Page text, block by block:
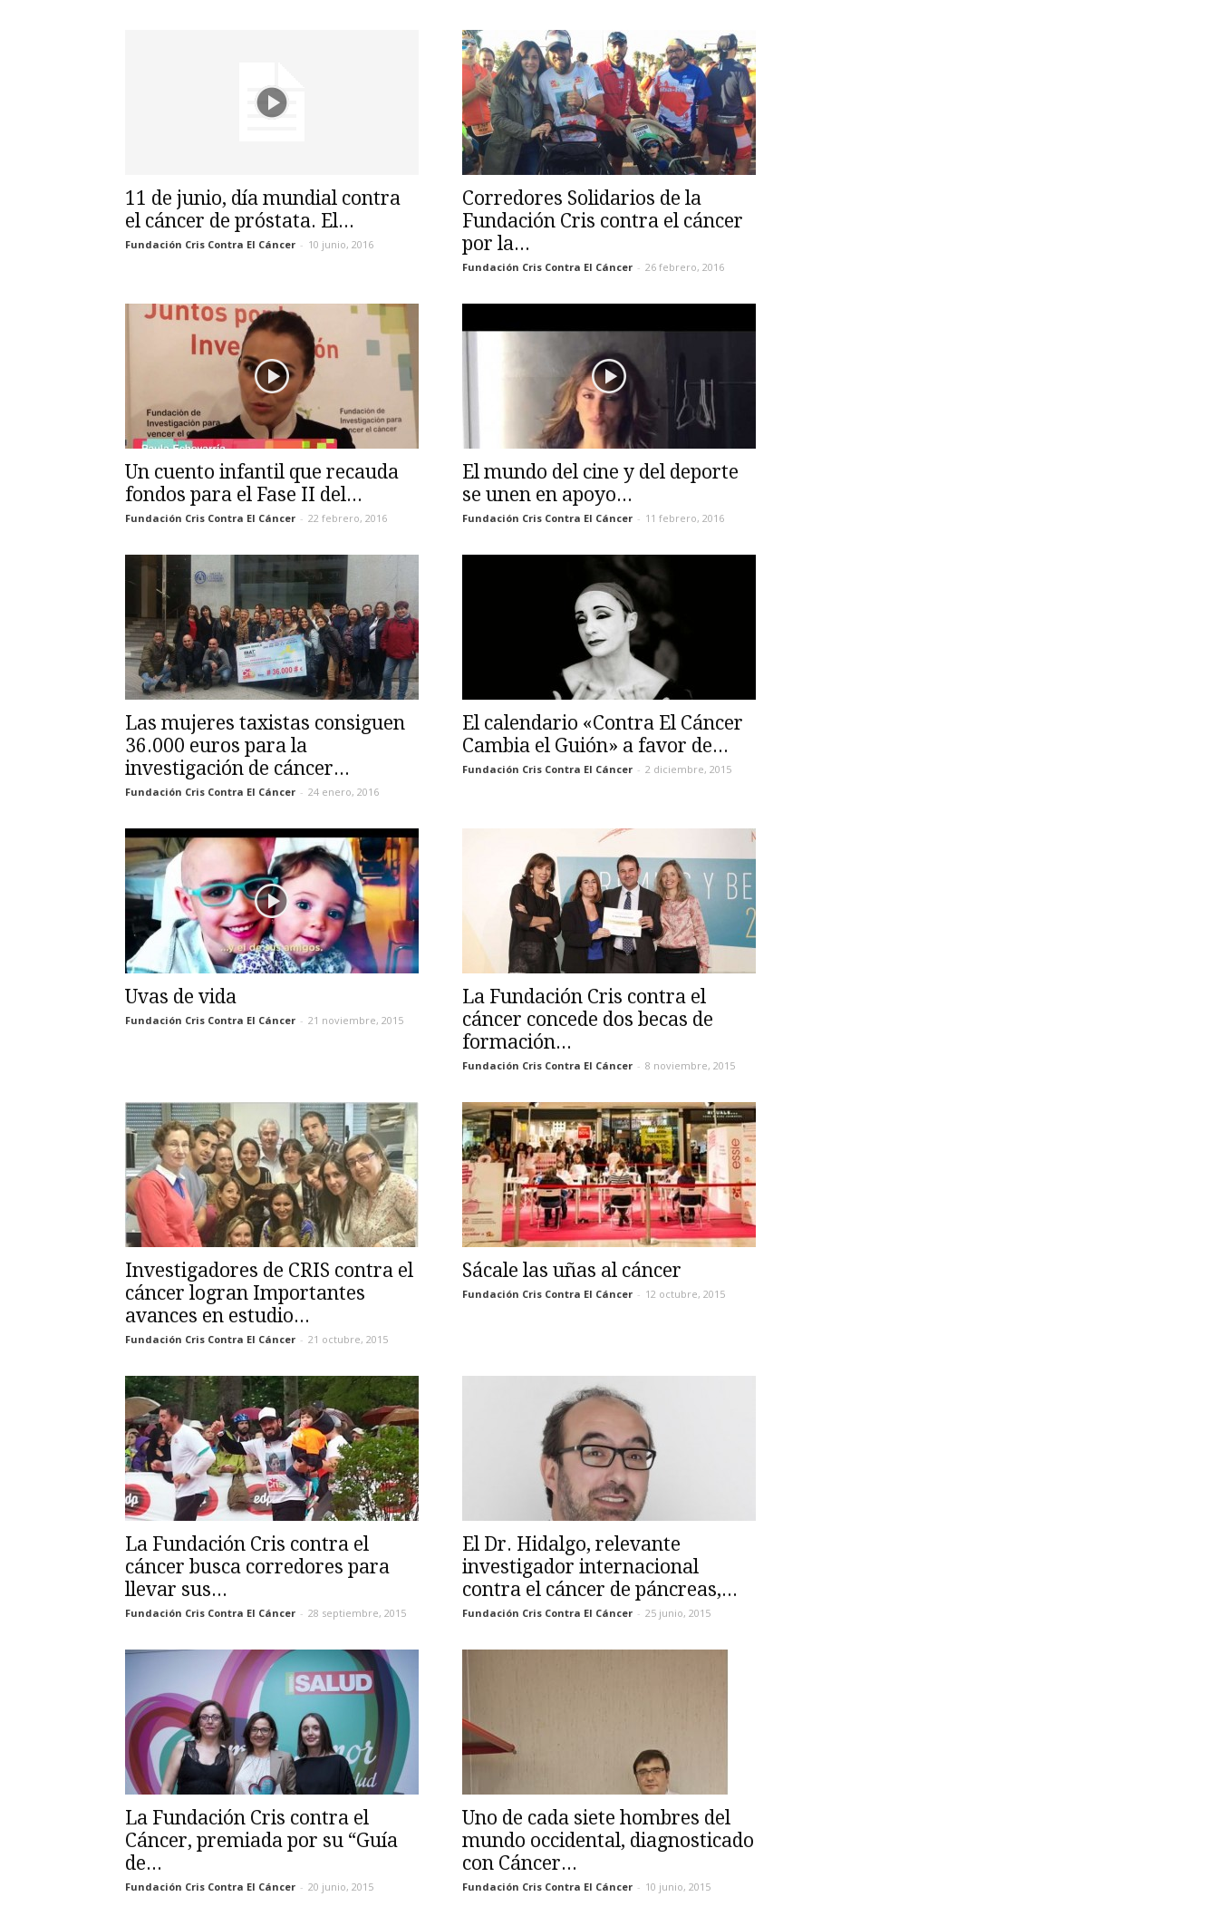
11 de junio, día mundial contra
el cáncer de próstata. El...
Fundación Cris Contra El Cáncer - 10 junio, 2016
Corredores Solidarios de la
Fundación Cris contra el cáncer
por la...
Fundación Cris Contra El Cáncer - 26 febrero, 2016
Un cuento infantil que recauda
fondos para el Fase II del...
Fundación Cris Contra El Cáncer - 22 febrero, 2016
El mundo del cine y del deporte
se unen en apoyo...
Fundación Cris Contra El Cáncer - 11 febrero, 2016
Las mujeres taxistas consiguen
36.000 euros para la
investigación de cáncer...
Fundación Cris Contra El Cáncer - 24 enero, 2016
El calendario «Contra El Cáncer
Cambia el Guión» a favor de...
Fundación Cris Contra El Cáncer - 2 diciembre, 2015
Uvas de vida
Fundación Cris Contra El Cáncer - 21 noviembre, 2015
La Fundación Cris contra el
cáncer concede dos becas de
formación...
Fundación Cris Contra El Cáncer - 8 noviembre, 2015
Investigadores de CRIS contra el
cáncer logran Importantes
avances en estudio...
Fundación Cris Contra El Cáncer - 21 octubre, 2015
Sácale las uñas al cáncer
Fundación Cris Contra El Cáncer - 12 octubre, 2015
La Fundación Cris contra el
cáncer busca corredores para
llevar sus...
Fundación Cris Contra El Cáncer - 28 septiembre, 2015
El Dr. Hidalgo, relevante
investigador internacional
contra el cáncer de páncreas,...
Fundación Cris Contra El Cáncer - 25 junio, 2015
La Fundación Cris contra el
Cáncer, premiada por su “Guía
de...
Fundación Cris Contra El Cáncer - 20 junio, 2015
Uno de cada siete hombres del
mundo occidental, diagnosticado
con Cáncer...
Fundación Cris Contra El Cáncer - 10 junio, 2015